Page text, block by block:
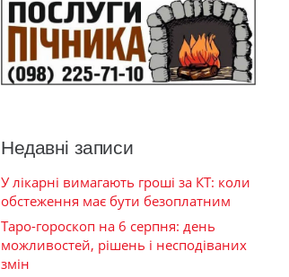
Недавні записи
У лікарні вимагають гроші за КТ: коли
обстеження має бути безоплатним
Таро-гороскоп на 6 серпня: день
можливостей, рішень і несподіваних
змін